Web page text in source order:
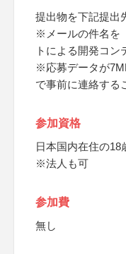
提出物を下記提出
※メールの件名を
トによる開発コン
※応募データが
で事前に連絡する
参加資格
日本国内在住の18
※法人も可
参加費
無し